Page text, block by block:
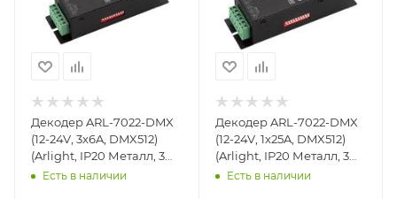
Декодер ARL-7022-DMX
(12-24V, 3x6A, DMX512)
(Arlight, IP20 Металл, 3
года)
Есть в наличии
Декодер ARL-7022-DMX
(12-24V, 1x25A, DMX512)
(Arlight, IP20 Металл, 3
года)
Есть в наличии